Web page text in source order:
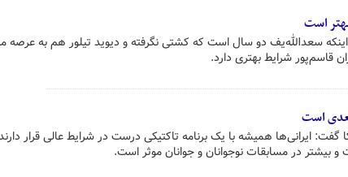
است
اینکه سعدالله‌یف دو سال است که کشتی نگرفته و دیوید تیلور هم به عرصه
قاسم‌پور شرایط بهتری دارد.
است
ایرانی‌ها همیشه با یک برنامه تاکتیکی درست در شرایط عالی قرار
در مسابقات نوجوانان و جوانان موثر است.